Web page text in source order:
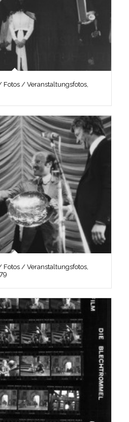
Fotos / Veranstaltungsfotos,
Fotos / Veranstaltungsfotos,